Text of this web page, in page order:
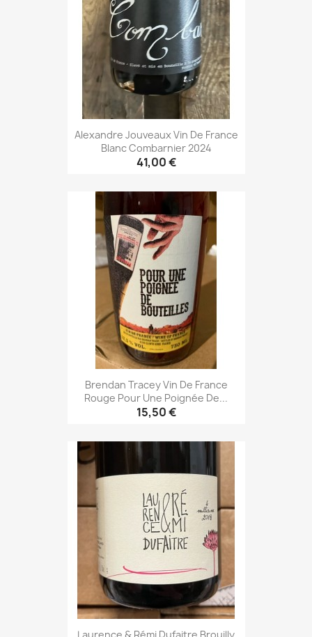
Alexandre Jouveaux Vin De France
Blanc Combarnier 2024
41,00 €
Brendan Tracey Vin De France
Rouge Pour Une Poignée De...
15,50 €
Laurence & Rémi Dufaitre Brouilly